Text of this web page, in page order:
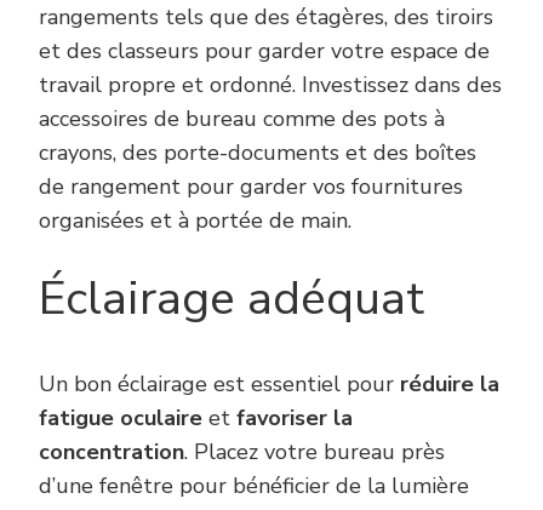
rangements tels que des étagères, des tiroirs
et des classeurs pour garder votre espace de
travail propre et ordonné. Investissez dans des
accessoires de bureau comme des pots à
crayons, des porte-documents et des boîtes
de rangement pour garder vos fournitures
organisées et à portée de main.
Éclairage adéquat
Un bon éclairage est essentiel pour réduire la
fatigue oculaire et favoriser la
concentration. Placez votre bureau près
d’une fenêtre pour bénéficier de la lumière